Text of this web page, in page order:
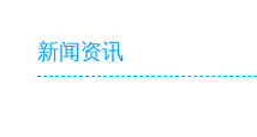
新闻资讯